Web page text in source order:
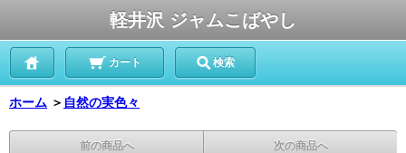
軽井沢 ジャムこばやし
カート 検索
ホーム ＞ 自然の実色々
前の商品へ 次の商品へ